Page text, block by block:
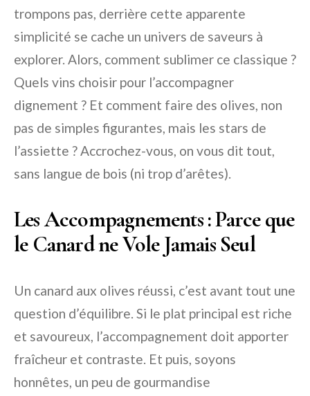
trompons pas, derrière cette apparente
simplicité se cache un univers de saveurs à
explorer. Alors, comment sublimer ce classique ?
Quels vins choisir pour l’accompagner
dignement ? Et comment faire des olives, non
pas de simples figurantes, mais les stars de
l’assiette ? Accrochez-vous, on vous dit tout,
sans langue de bois (ni trop d’arêtes).
Les Accompagnements : Parce que
le Canard ne Vole Jamais Seul
Un canard aux olives réussi, c’est avant tout une
question d’équilibre. Si le plat principal est riche
et savoureux, l’accompagnement doit apporter
fraîcheur et contraste. Et puis, soyons
honnêtes, un peu de gourmandise